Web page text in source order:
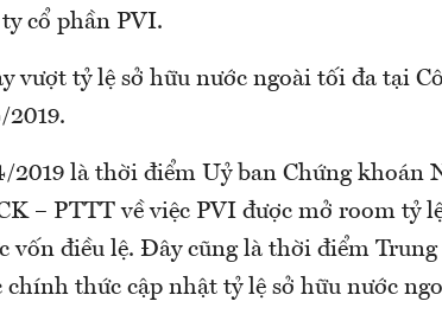
cổ phần PVI.
vượt tỷ lệ sở hữu nước ngoài tối đa tại
2019.
2019 là thời điểm Uỷ ban Chứng khoán
– PTTT về việc PVI được mở room tỷ
vốn điều lệ. Đây cũng là thời điểm
chính thức cập nhật tỷ lệ sở hữu nước